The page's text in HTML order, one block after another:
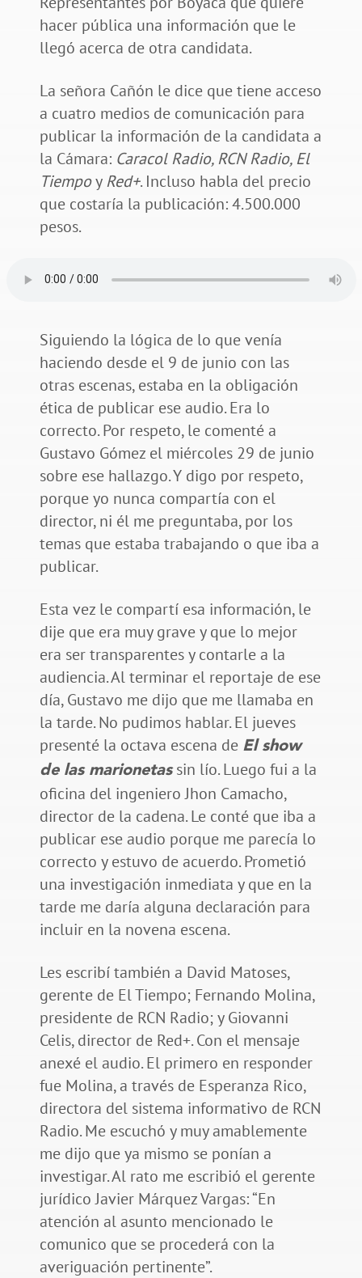
hacer pública una información que le
llegó acerca de otra candidata.
La señora Cañón le dice que tiene acceso
a cuatro medios de comunicación para
publicar la información de la candidata a
la Cámara: Caracol Radio, RCN Radio, El
TiempoyRed+. Incluso habla del precio
que costaría la publicación: 4.500.000
pesos.
Siguiendo la lógica de lo que venía
haciendo desde el 9 de junio con las
otras escenas, estaba en la obligación
ética de publicar ese audio. Era lo
correcto. Por respeto, le comenté a
Gustavo Gómez el miércoles 29 de junio
sobre ese hallazgo. Y digo por respeto,
porque yo nunca compartía con el
director, ni él me preguntaba, por los
temas que estaba trabajando o que iba a
publicar.
Esta vez le compartí esa información, le
dije que era muy grave y que lo mejor
era ser transparentes y contarle a la
audiencia. Al terminar el reportaje de ese
día, Gustavo me dijo que me llamaba en
la tarde. No pudimos hablar. El jueves
presenté la octava escena de El show
de las marionetassin lío. Luego fui a la
oficina del ingeniero Jhon Camacho,
director de la cadena. Le conté que iba a
publicar ese audio porque me parecía lo
correcto y estuvo de acuerdo. Prometió
una investigación inmediata y que en la
tarde me daría alguna declaración para
incluir en la novena escena.
Les escribí también a David Matoses,
gerente de El Tiempo; Fernando Molina,
presidente de RCN Radio; y Giovanni
Celis, director de Red+. Con el mensaje
anexé el audio. El primero en responder
fue Molina, a través de Esperanza Rico,
directora del sistema informativo de RCN
Radio. Me escuchó y muy amablemente
me dijo que ya mismo se ponían a
investigar. Al rato me escribió el gerente
jurídico Javier Márquez Vargas: “En
atención al asunto mencionado le
comunico que se procederá con la
averiguación pertinente”.